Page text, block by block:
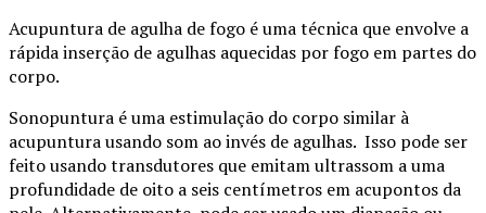
Acupuntura de agulha de fogo é uma técnica que envolve a
rápida inserção de agulhas aquecidas por fogo em partes do
corpo.
Sonopuntura é uma estimulação do corpo similar à
acupuntura usando som ao invés de agulhas. Isso pode ser
feito usando transdutores que emitam ultrassom a uma
profundidade de oito a seis centímetros em acupontos da